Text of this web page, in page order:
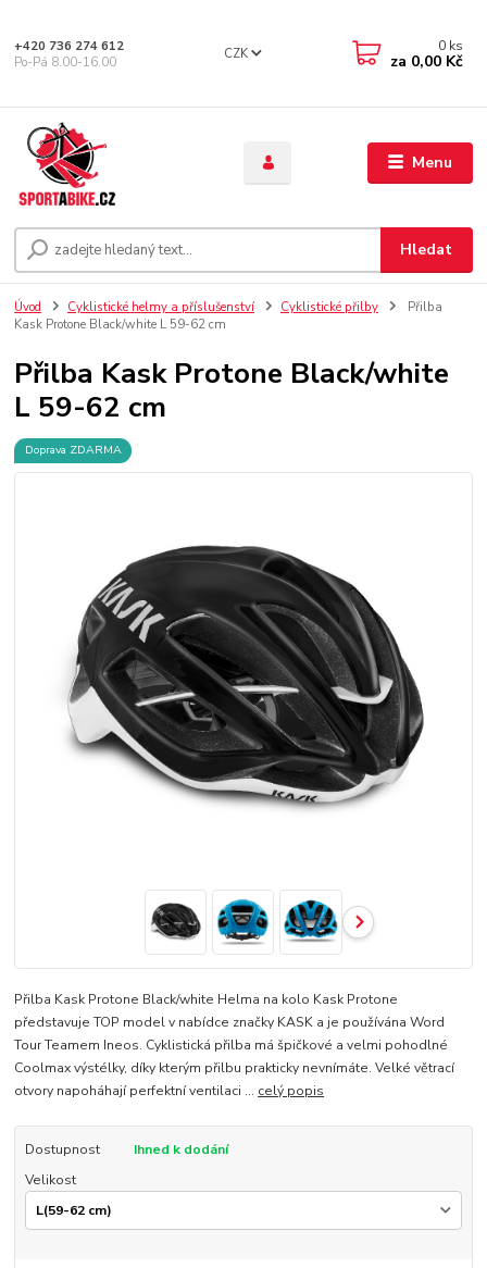
Menu
CZK
Hledat
+420 736 274 612
Po-Pá 8.00-16.00
0 ks
za 0,00 Kč
Úvod Cyklistické helmy a příslušenství Cyklistické přilby
Přilba
Kask Protone Black/white L 59-62 cm
Přilba Kask Protone Black/white
L 59-62 cm
Doprava ZDARMA
Přilba Kask Protone Black/white Helma na kolo Kask Protone
představuje TOP model v nabídce značky KASK a je používána Word
Tour Teamem Ineos. Cyklistická přilba má špičkové a velmi pohodlné
Coolmax výstélky, díky kterým přilbu prakticky nevnímáte. Velké větrací
otvory napoháhají perfektní ventilaci ... celý popis
Dostupnost
Ihned k dodání
Velikost